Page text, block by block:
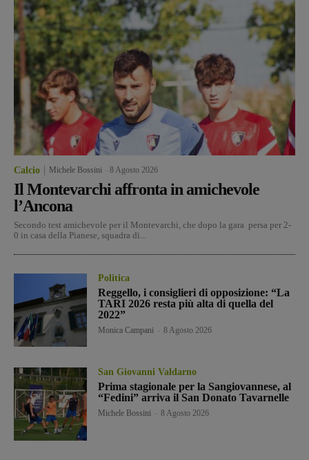
Calcio Michele Bossini 8 Agosto 2026
Il Montevarchi affronta in amichevole
l’Ancona
Secondo test amichevole per il Montevarchi, che dopo la gara persa per 2-
0 in casa della Pianese, squadra di...
Politica
Reggello, i consiglieri di opposizione: “La
TARI 2026 resta più alta di quella del
2022”
Monica Campani 8 Agosto 2026
San Giovanni Valdarno
Prima stagionale per la Sangiovannese, al
“Fedini” arriva il San Donato Tavarnelle
Michele Bossini 8 Agosto 2026